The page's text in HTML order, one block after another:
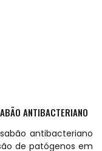
ANTIBACTERIANO
antibacteriano
de patógenos em